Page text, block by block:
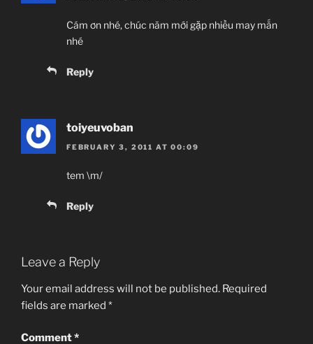
Cám ơn nhé, chúc năm mới gặp nhiều may mắn
nhé
Reply
toiyeuvoban
FEBRUARY 3, 2011 AT 00:09
tem \m/
Reply
Leave a Reply
Your email address will not be published. Required
fields are marked *
Comment*